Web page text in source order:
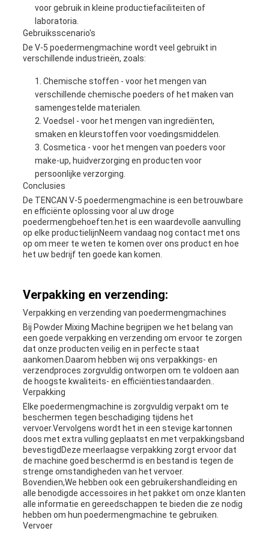
voor gebruik in kleine productiefaciliteiten of
laboratoria.
Gebruiksscenario's
De V-5 poedermengmachine wordt veel gebruikt in
verschillende industrieën, zoals:
Chemische stoffen - voor het mengen van
verschillende chemische poeders of het maken van
samengestelde materialen.
Voedsel - voor het mengen van ingrediënten,
smaken en kleurstoffen voor voedingsmiddelen.
Cosmetica - voor het mengen van poeders voor
make-up, huidverzorging en producten voor
persoonlijke verzorging.
Conclusies
De TENCAN V-5 poedermengmachine is een betrouwbare
en efficiënte oplossing voor al uw droge
poedermengbehoeften.het is een waardevolle aanvulling
op elke productielijnNeem vandaag nog contact met ons
op om meer te weten te komen over ons product en hoe
het uw bedrijf ten goede kan komen.
Verpakking en verzending:
Verpakking en verzending van poedermengmachines
Bij Powder Mixing Machine begrijpen we het belang van
een goede verpakking en verzending om ervoor te zorgen
dat onze producten veilig en in perfecte staat
aankomen.Daarom hebben wij ons verpakkings- en
verzendproces zorgvuldig ontworpen om te voldoen aan
de hoogste kwaliteits- en efficiëntiestandaarden..
Verpakking
Elke poedermengmachine is zorgvuldig verpakt om te
beschermen tegen beschadiging tijdens het
vervoer.Vervolgens wordt het in een stevige kartonnen
doos met extra vulling geplaatst en met verpakkingsband
bevestigdDeze meerlaagse verpakking zorgt ervoor dat
de machine goed beschermd is en bestand is tegen de
strenge omstandigheden van het vervoer.
Bovendien,We hebben ook een gebruikershandleiding en
alle benodigde accessoires in het pakket om onze klanten
alle informatie en gereedschappen te bieden die ze nodig
hebben om hun poedermengmachine te gebruiken.
Vervoer